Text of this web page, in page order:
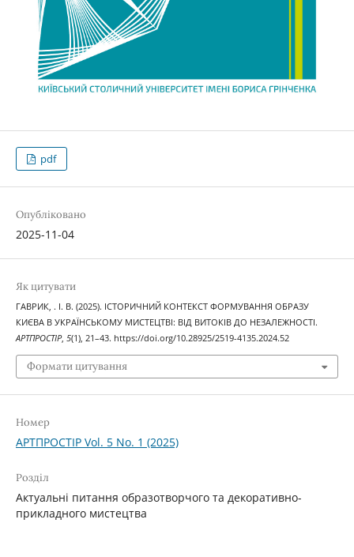
pdf
Опубліковано
2025-11-04
Як цитувати
ГАВРИК, . І. В. (2025). ІСТОРИЧНИЙ КОНТЕКСТ ФОРМУВАННЯ ОБРАЗУ
КИЄВА В УКРАЇНСЬКОМУ МИСТЕЦТВІ: ВІД ВИТОКІВ ДО НЕЗАЛЕЖНОСТІ.
АРТПРОСТІР, 5(1), 21–43. https://doi.org/10.28925/2519-4135.2024.52
Формати цитування
Номер
АРТПРОСТІР Vol. 5 No. 1 (2025)
Розділ
Актуальні питання образотворчого та декоративно-
прикладного мистецтва